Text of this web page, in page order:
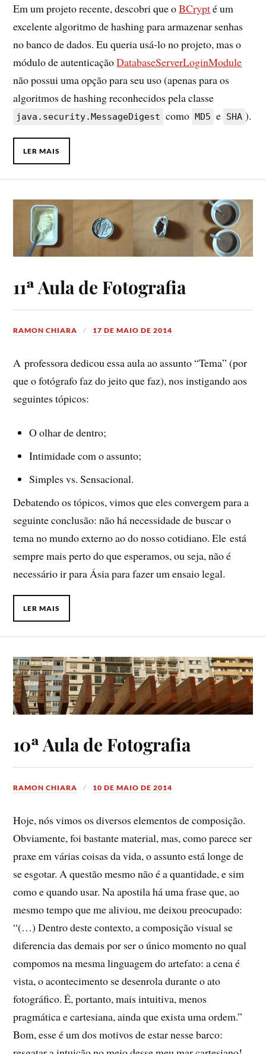
Em um projeto recente, descobri que oBCrypté um
excelente algoritmo de hashing para armazenar senhas
no banco de dados. Eu queria usá-lo no projeto, mas o
módulo de autenticaçãoDatabaseServerLoginModule
não possui uma opção para seu uso (apenas para os
algoritmos de hashing reconhecidos pela classe
java.security.MessageDigest como MD5 e SHA ).
LER MAIS
11ª Aula de Fotografia
RAMON CHIARA 17 DE MAIO DE 2014
A professora dedicou essa aula ao assunto “Tema” (por
que o fotógrafo faz do jeito que faz), nos instigando aos
seguintes tópicos:
O olhar de dentro;
Intimidade com o assunto;
Simples vs. Sensacional.
Debatendo os tópicos, vimos que eles convergem para a
seguinte conclusão: não há necessidade de buscar o
tema no mundo externo ao do nosso cotidiano. Ele está
sempre mais perto do que esperamos, ou seja, não é
necessário ir para Ásia para fazer um ensaio legal.
LER MAIS
10ª Aula de Fotografia
RAMON CHIARA 10 DE MAIO DE 2014
Hoje, nós vimos os diversos elementos de composição.
Obviamente, foi bastante material, mas, como parece ser
praxe em várias coisas da vida, o assunto está longe de
se esgotar. A questão mesmo não é a quantidade, e sim
como e quando usar. Na apostila há uma frase que, ao
mesmo tempo que me aliviou, me deixou preocupado:
“(…) Dentro deste contexto, a composição visual se
diferencia das demais por ser o único momento no qual
compomos na mesma linguagem do artefato: a cena é
vista, o acontecimento se desenrola durante o ato
fotográfico. É, portanto, mais intuitiva, menos
pragmática e cartesiana, ainda que exista uma ordem.”
Bom, esse é um dos motivos de estar nesse barco: